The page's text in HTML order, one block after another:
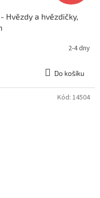
Hvězdy a hvězdičky,
2-4 dny
Do košíku
Kód: 14504